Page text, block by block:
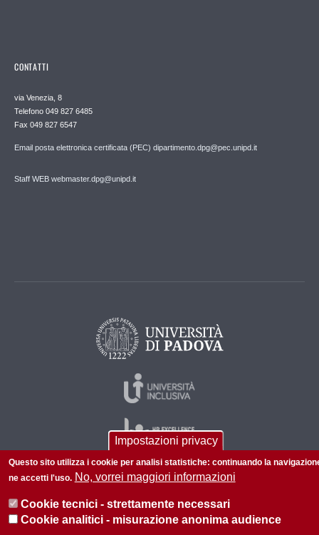
CONTATTI
via Venezia, 8
Telefono 049 827 6485
Fax 049 827 6547
Email posta elettronica certificata (PEC) dipartimento.dpg@pec.unipd.it
Staff WEB webmaster.dpg@unipd.it
Impostazioni privacy
Questo sito utilizza i cookie per analisi statistiche: continuando la
ne accetti l'uso. No, vorrei maggiori informazioni
Cookie tecnici - strettamente necessari
Cookie analitici - misurazione anonima audience